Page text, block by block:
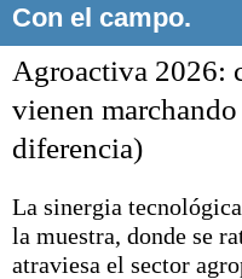
Con el campo.
Agroactiva 2026:
vienen
diferencia)
La sinergia
la muestra, donde se
atraviesa el sector